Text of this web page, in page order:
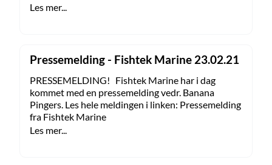
Les mer...
Pressemelding - Fishtek Marine 23.02.21
PRESSEMELDING! Fishtek Marine har i dag
kommet med en pressemelding vedr. Banana
Pingers. Les hele meldingen i linken: Pressemelding
fra Fishtek Marine
Les mer...